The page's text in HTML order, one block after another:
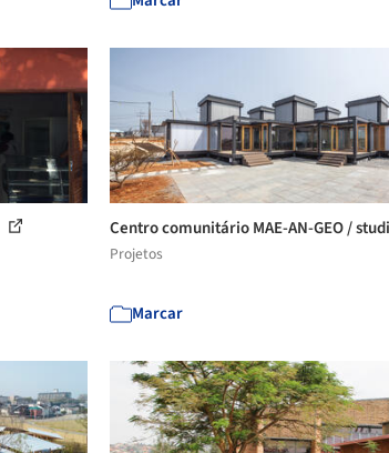
Centro comunitário MAE-AN-GEO /
Projetos
Marcar